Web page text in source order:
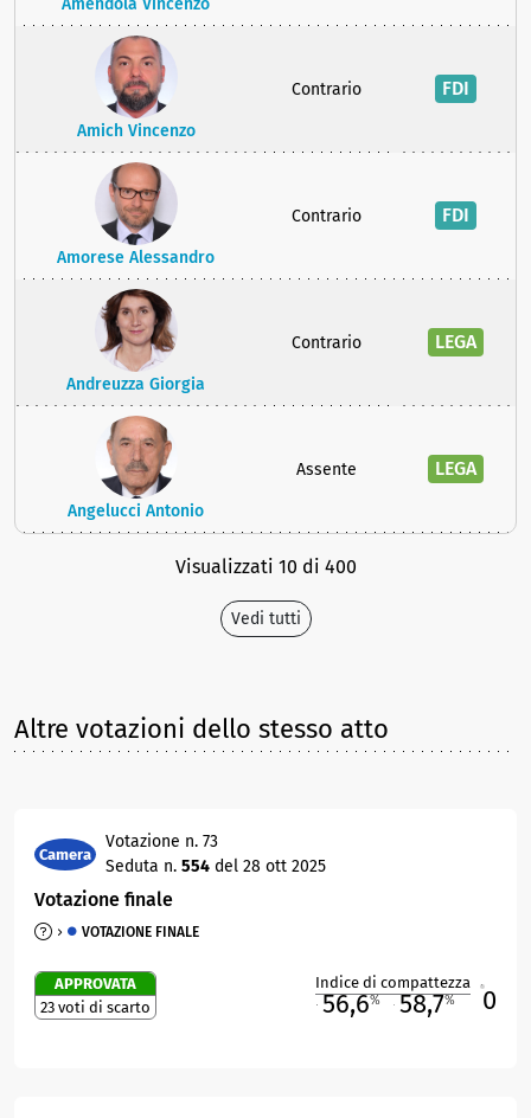
Amendola Vincenzo
Amich Vincenzo
Contrario FDI
Amorese Alessandro
Contrario FDI
Andreuzza Giorgia
Contrario LEGA
Angelucci Antonio
Assente LEGA
Visualizzati 10 di 400
Vedi tutti
Altre votazioni dello stesso atto
Camera
Votazione n. 73
Seduta n. 554 del 28 ott 2025
Votazione finale
VOTAZIONE FINALE
APPROVATA
23 voti di scarto
Indice di compattezza
56,6% 58,7% 0